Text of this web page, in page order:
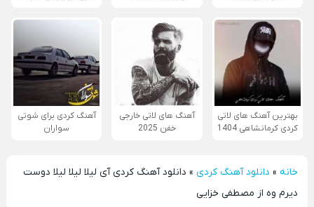
بهترین آهنگ های لاتی
کردی کرمانشاهی 1404
آهنگ های لاتی خارجی
خفن 2025
آهنگ کردی برای شوتی
سواران
خانه» دانلود آهنگ کردی » دانلود آهنگ کردی آی لیلا لیلا لیلا دوست
دیرم وه از مصطفی خزایی